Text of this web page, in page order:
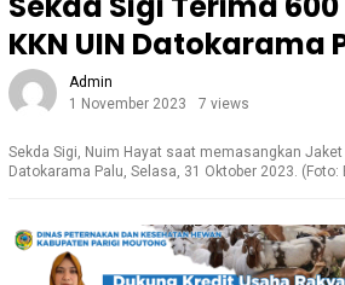
KKN UIN Datokarama
Admin
1 November 2023
7 views
Sekda Sigi, Nuim Hayat saat memasangkan Jaket
Datokarama Palu, Selasa, 31 Oktober 2023. (Foto: